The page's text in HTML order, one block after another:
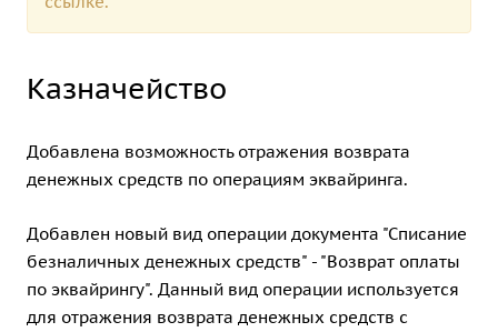
Казначейство
Добавлена возможность отражения возврата
денежных средств по операциям эквайринга.
Добавлен новый вид операции документа "Списание
безналичных денежных средств" - "Возврат оплаты
по эквайрингу". Данный вид операции используется
для отражения возврата денежных средств с